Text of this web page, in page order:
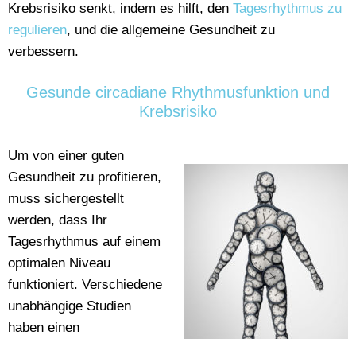
Krebsrisiko senkt, indem es hilft, den Tagesrhythmus zu
regulieren, und die allgemeine Gesundheit zu
verbessern.
Gesunde circadiane Rhythmusfunktion und
Krebsrisiko
Um von einer guten
Gesundheit zu profitieren,
muss sichergestellt
werden, dass Ihr
Tagesrhythmus auf einem
optimalen Niveau
funktioniert. Verschiedene
unabhängige Studien
haben einen